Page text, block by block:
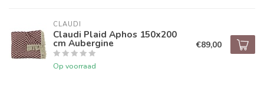
CLAUDI
Claudi Plaid Aphos 150x200
cm Aubergine
Op voorraad
€89,00